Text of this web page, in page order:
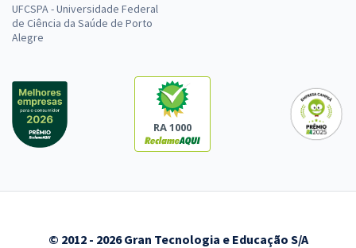
UFCSPA - Universidade Federal
de Ciência da Saúde de Porto
Alegre
RA 1000
© 2012 - 2026 Gran Tecnologia e Educação S/A